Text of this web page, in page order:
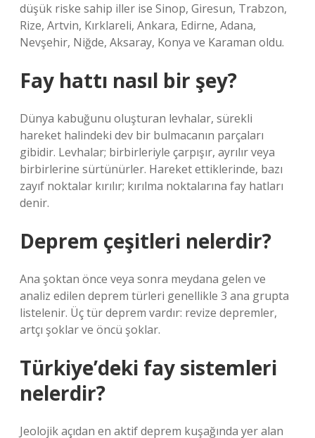
düşük riske sahip iller ise Sinop, Giresun, Trabzon,
Rize, Artvin, Kırklareli, Ankara, Edirne, Adana,
Nevşehir, Niğde, Aksaray, Konya ve Karaman oldu.
Fay hattı nasıl bir şey?
Dünya kabuğunu oluşturan levhalar, sürekli
hareket halindeki dev bir bulmacanın parçaları
gibidir. Levhalar; birbirleriyle çarpışır, ayrılır veya
birbirlerine sürtünürler. Hareket ettiklerinde, bazı
zayıf noktalar kırılır; kırılma noktalarına fay hatları
denir.
Deprem çeşitleri nelerdir?
Ana şoktan önce veya sonra meydana gelen ve
analiz edilen deprem türleri genellikle 3 ana grupta
listelenir. Üç tür deprem vardır: revize depremler,
artçı şoklar ve öncü şoklar.
Türkiye’deki fay sistemleri
nelerdir?
Jeolojik açıdan en aktif deprem kuşağında yer alan